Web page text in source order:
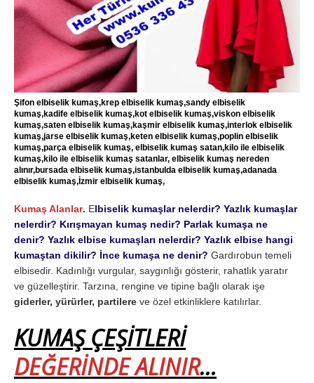
Şifon elbiselik kumaş,krep elbiselik kumaş,sandy elbiselik
kumaş,kadife elbiselik kumaş,kot elbiselik kumaş,viskon elbiselik
kumaş,saten elbiselik kumaş,kaşmir elbiselik kumaş,interlok elbiselik
kumaş,jarse elbiselik kumaş,keten elbiselik kumaş,poplin elbiselik
kumaş,parça elbiselik kumaş, elbiselik kumaş satan,kilo ile elbiselik
kumaş,kilo ile elbiselik kumaş satanlar, elbiselik kumaş nereden
alınır,bursada elbiselik kumaş,istanbulda elbiselik kumaş,adanada
elbiselik kumaş,İzmir elbiselik kumaş,
Kumaş Alanlar. Elbiselik kumaşlar nelerdir? Yazlık kumaşlar
nelerdir? Kırışmayan kumaş nedir? Parlak kumaşa ne
denir? Yazlık elbise kumaşları nelerdir? Yazlık elbise hangi
kumaştan dikilir? İnce kumaşa ne denir? Gardırobun temeli
elbisedir. Kadınlığı vurgular, saygınlığı gösterir, rahatlık yaratır
ve güzelleştirir. Tarzına, rengine ve tipine bağlı olarak işe
giderler, yürürler, partilere ve özel etkinliklere katılırlar.
KUMAŞ ÇEŞİTLERİ
DEĞERİNDE ALINIR…